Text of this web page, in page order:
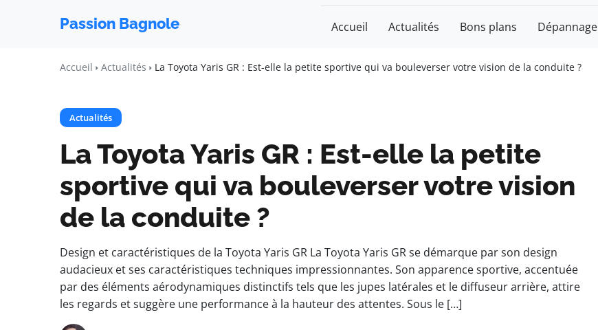
Passion Bagnole Accueil Actualités Bons plans Dépannage
Accueil Actualités La Toyota Yaris GR : Est-elle la petite sportive qui va bouleverser votre vision de la conduite ?
Actualités
La Toyota Yaris GR : Est-elle la petite
sportive qui va bouleverser votre vision
de la conduite ?
Design et caractéristiques de la Toyota Yaris GR La Toyota Yaris GR se démarque par son design
audacieux et ses caractéristiques techniques impressionnantes. Son apparence sportive, accentuée
par des éléments aérodynamiques distinctifs tels que les jupes latérales et le diffuseur arrière, attire
les regards et suggère une performance à la hauteur des attentes. Sous le […]